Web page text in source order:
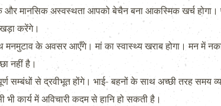
और मानसिक अस्वस्थता आपको बेचैन बना आकस्मिक खर्च होगा।
करेंगे।
मनमुटाव के अवसर आएँगे। मां का स्वास्थ्य खराब होगा। मन में
नहीं है।
सम्बंधों से द्रवीभूत होंगे। भाई- बहनों के साथ अच्छी तरह समय
भी कार्य में अविचारी कदम से हानि हो सकती है।